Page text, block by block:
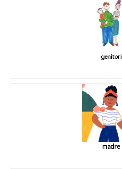
genitori
madre